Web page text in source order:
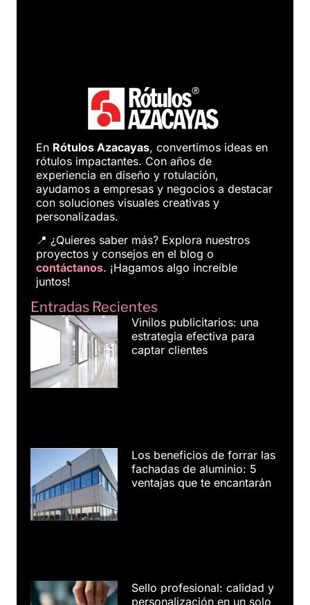
En Rótulos Azacayas, convertimos ideas en
rótulos impactantes. Con años de
experiencia en diseño y rotulación,
ayudamos a empresas y negocios a destacar
con soluciones visuales creativas y
personalizadas.
📍 ¿Quieres saber más? Explora nuestros
proyectos y consejos en el blog o
contáctanos. ¡Hagamos algo increíble
juntos!
Entradas Recientes
Vinilos publicitarios: una
estrategia efectiva para
captar clientes
Los beneficios de forrar las
fachadas de aluminio: 5
ventajas que te encantarán
Sello profesional: calidad y
personalización en un solo